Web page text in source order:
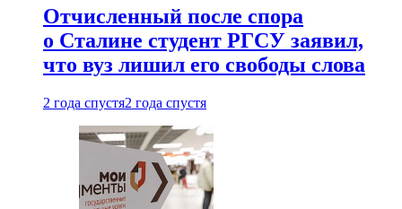
Отчисленный после спора
о Сталине студент РГСУ заявил,
что вуз лишил его свободы слова
2 года спустя2 года спустя